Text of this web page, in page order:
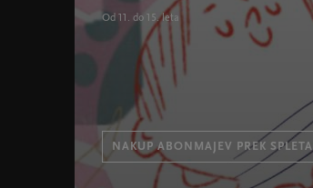
Od 11. do 15. leta
NAKUP ABONMAJEV PREK SPLETA